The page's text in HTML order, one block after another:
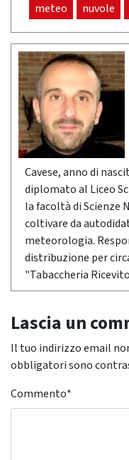
meteo nuvole
Cavese, anno di
diplomato al Liceo
la facoltà di Scienze
coltivare da
meteorologia.
distribuzione per
"Tabaccheria
Lascia un
Il tuo indirizzo email
obbligatori sono
Commento*